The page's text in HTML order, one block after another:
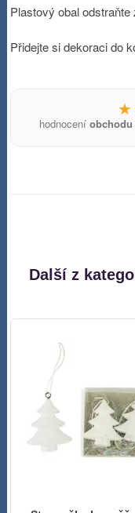
Plastový obal
Přidejte si dekoraci do
hodnoceníobchodu
Další z